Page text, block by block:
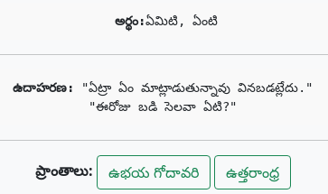
అర్థం:ఏమిటి, ఏంటి
ఉదాహరణ:
"ఏట్రా ఏం మాట్లాడుతున్నావు వినబడట్లేదు."
"ఈరోజు బడి సెలవా ఏటి?"
ప్రాంతాలు: ఉభయ గోదావరి ఉత్తరాంధ్ర